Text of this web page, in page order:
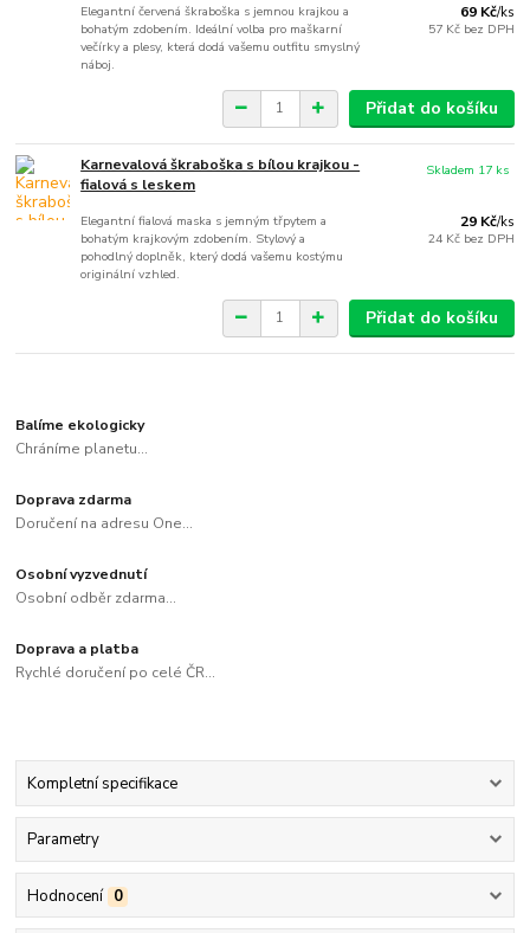
Elegantní červená škraboška s jemnou krajkou a
bohatým zdobením. Ideální volba pro maškarní
večírky a plesy, která dodá vašemu outfitu smyslný
náboj.
69 Kč/ks
57 Kč bez DPH
Přidat do košíku
Karnevalová škraboška s bílou krajkou -
fialová s leskem
Elegantní fialová maska s jemným třpytem a
bohatým krajkovým zdobením. Stylový a
pohodlný doplněk, který dodá vašemu kostýmu
originální vzhled.
29 Kč/ks
24 Kč bez DPH
Skladem 17 ks
Přidat do košíku
Balíme ekologicky
Chráníme planetu...
Doprava zdarma
Doručení na adresu One...
Osobní vyzvednutí
Osobní odběr zdarma...
Doprava a platba
Rychlé doručení po celé ČR...
Kompletní specifikace
Parametry
Hodnocení 0